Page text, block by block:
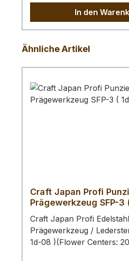
In den
Produktgalerie überspringen
Ähnliche Artikel
Craft Japan Profi
Prägewerkzeug SFP-3
Craft Japan Profi
Prägewerkzeug /
1d-08 )(Flower Centers: